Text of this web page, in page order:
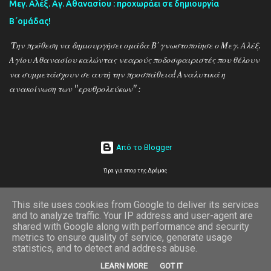
Μεγ. Αλέξ. Αγ. Αθανασίου : προχωράει σε δημιουργία
Β΄ομάδας!
Tην πρόθεση να δημιουργήσει ομάδα Β΄γνωστοποίησε ο Μεγ. Αλέξ.
Αγίου Αθανασίου καλώντας νεαρούς ποδοσφαιριστές που θέλουν
να συμμετάσχουν σε αυτή την προσπάθεια! Αναλυτικά η
ανακοίνωση των ''ερυθρολεύκων'' :
Από το Blogger
Ώρα για σπορ της Δράμας
1
This site uses cookies from Google to deliver its services
and to analyze traffic. Your IP address and user-agent are
shared with Google along with performance and security
metrics to ensure quality of service, generate usage
statistics, and to detect and address abuse.
LEARN MORE GOT IT